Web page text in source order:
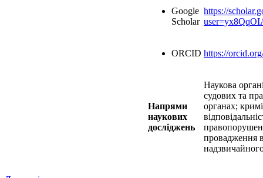
Google
Scholar
https://
ORCID https://
Напрями
наукових
досліджень
Наукова
судових та
органах;
провадження